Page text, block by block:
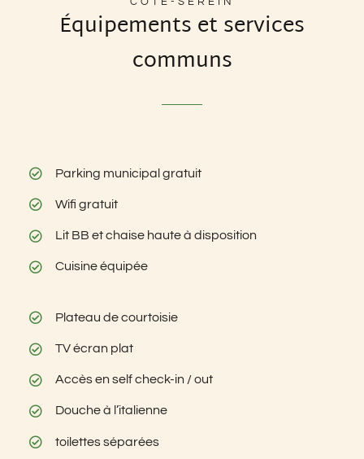
Équipements et services
communs
Parking municipal gratuit
Wifi gratuit
Lit BB et chaise haute à disposition
Cuisine équipée
Plateau de courtoisie
TV écran plat
Accès en self check-in / out
Douche à l’italienne
toilettes séparées